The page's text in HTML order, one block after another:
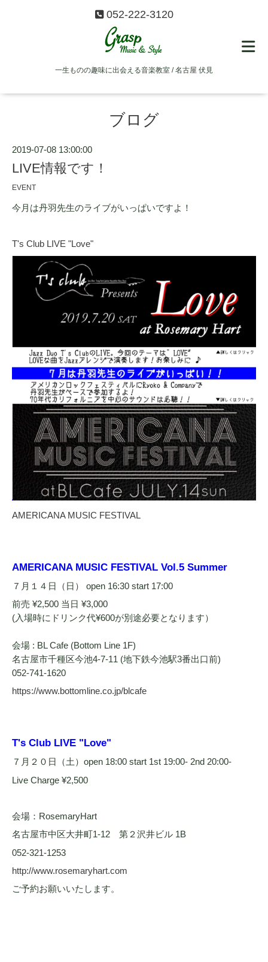
052-222-3120
一生ものの趣味に出会える音楽教室 / 名古屋 伏見
ブログ
2019-07-08 13:00:00
LIVE情報です！
EVENT
今月は丹羽先生のライブがいっぱいですよ！
T's Club LIVE "Love"
AMERICANA MUSIC FESTIVAL
AMERICANA MUSIC FESTIVAL Vol.5 Summer
７月１４日（日） open 16:30 start 17:00
前売 ¥2,500 当日 ¥3,000
(入場時にドリンク代¥600が別途必要となります）
会場 : BL Cafe (Bottom Line 1F)
名古屋市千種区今池4-7-11 (地下鉄今池駅3番出口前)
052-741-1620
https://www.bottomline.co.jp/blcafe
T's Club LIVE "Love"
７月２０日（土）open 18:00 start 1st 19:00- 2nd 20:00-
Live Charge ¥2,500
会場：RosemaryHart
名古屋市中区大井町1-12 第２沢井ビル 1B
052-321-1253
http://www.rosemaryhart.com
ご予約お願いいたします。